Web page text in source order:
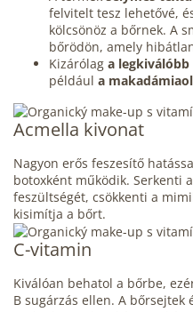
felvitelt tesz lehetővé,
kölcsönöz a bőrnek. A
bőrödön, amely
Kizárólag a
például a
Acmella kivonat
Nagyon erős feszesítő
botoxként működik. Serkenti
feszültségét, csökkenti a
kisimítja a bőrt.
C-vitamin
Kiválóan behatol a bőrbe,
B sugárzás ellen. A bőrsejtek